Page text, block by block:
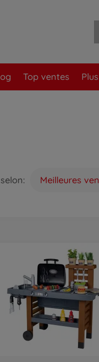
Top ventes Plus
Meilleures